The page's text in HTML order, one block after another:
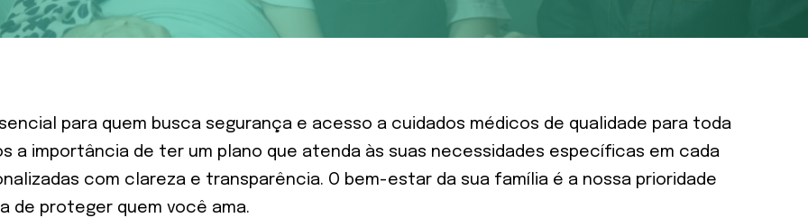
para quem busca segurança e acesso a cuidados médicos de qualidade para toda
a importância de ter um plano que atenda às suas necessidades específicas em cada
com clareza e transparência. O bem-estar da sua família é a nossa prioridade
de proteger quem você ama.